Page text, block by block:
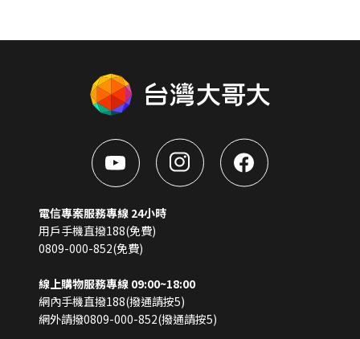
電信專案服務專線 24小時
用戶手機直撥188(免費)
0809-000-852(免費)
線上購物服務專線 09:00~18:00
網內手機直撥188(撥通請按5)
網外請撥0809-000-852(撥通請按5)